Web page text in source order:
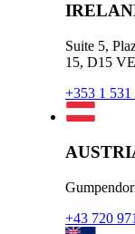
Suite 5,
15, D15
+353 1 531
+43 720